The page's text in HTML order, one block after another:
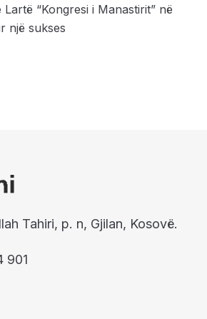
“Kongresi i Manastirit” në
një sukses
Tahiri, p. n, Gjilan, Kosovë.
901